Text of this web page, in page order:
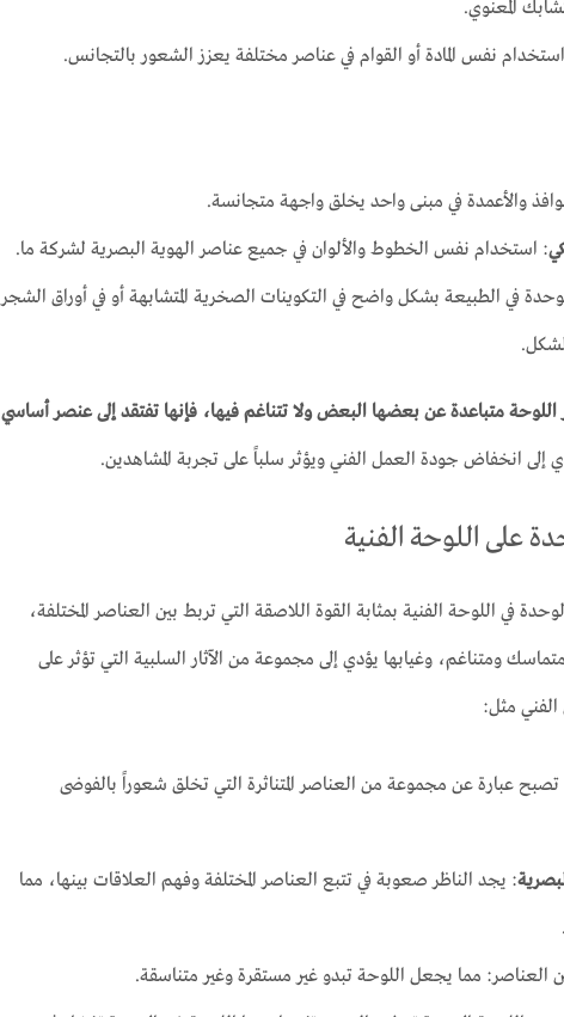
المعنوي.
نفس المادة أو القوام في عناصر مختلفة يعزز الشعور بالتجانس.
والأعمدة في مبنى واحد يخلق واجهة متجانسة.
: استخدام نفس الخطوط والألوان في جميع عناصر الهوية البصرية لشركة ما.
في الطبيعة بشكل واضح في التكوينات الصخرية المتشابهة أو في أوراق الشجر
اللوحة متباعدة عن بعضها البعض ولا تتناغم فيها، فإنها تفتقد إلى عنصر أساسي
إلى انخفاض جودة العمل الفني ويؤثر سلباً على تجربة المشاهدين.
على اللوحة الفنية
في اللوحة الفنية بمثابة القوة اللاصقة التي تربط بين العناصر المختلفة،
ومتناغم، وغيابها يؤدي إلى مجموعة من الآثار السلبية التي تؤثر على
الفني مثل:
عبارة عن مجموعة من العناصر المتناثرة التي تخلق شعوراً بالفوضى
: يجد الناظر صعوبة في تتبع العناصر المختلفة وفهم العلاقات بينها، مما
العناصر: مما يجعل اللوحة تبدو غير مستقرة وغير متناسقة.